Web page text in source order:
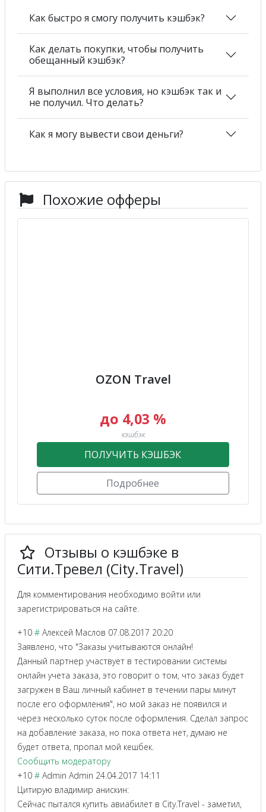
Как быстро я смогу получить кэшбэк?
Как делать покупки, чтобы получить
обещанный кэшбэк?
Я выполнил все условия, но кэшбэк так и
не получил. Что делать?
Как я могу вывести свои деньги?
Похожие офферы
OZON Travel
до 4,03 %
кэшбэк
ПОЛУЧИТЬ КЭШБЭК
Подробнее
Отзывы о кэшбэке в
Сити.Тревел (City.Travel)
Для комментирования необходимо войти или
зарегистрироваться на сайте.
+10 # Алексей Маслов 07.08.2017 20:20
Заявлено, что "Заказы учитываются онлайн!
Данный партнер участвует в тестировании системы
онлайн учета заказа, это говорит о том, что заказ будет
загружен в Ваш личный кабинет в течении пары минут
после его оформления", но мой заказ не появился и
через несколько суток после оформления. Сделал запрос
на добавление заказа, но пока ответа нет, думаю не
будет ответа, пропал мой кешбек.
Сообщить модератору
+10 # Admin Admin 24.04.2017 14:11
Цитирую владимир анискин:
Сейчас пытался купить авиабилет в City.Travel - заметил,